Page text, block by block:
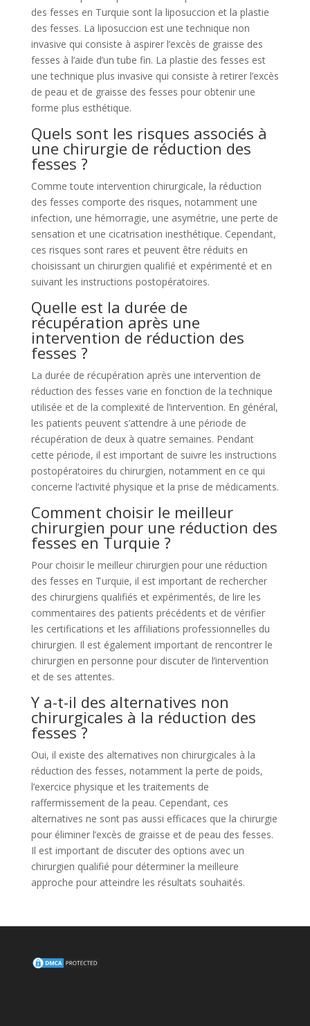
des fesses en Turquie sont la liposuccion et la plastie
des fesses. La liposuccion est une technique non
invasive qui consiste à aspirer l’excès de graisse des
fesses à l’aide d’un tube fin. La plastie des fesses est
une technique plus invasive qui consiste à retirer l’excès
de peau et de graisse des fesses pour obtenir une
forme plus esthétique.
Quels sont les risques associés à
une chirurgie de réduction des
fesses ?
Comme toute intervention chirurgicale, la réduction
des fesses comporte des risques, notamment une
infection, une hémorragie, une asymétrie, une perte de
sensation et une cicatrisation inesthétique. Cependant,
ces risques sont rares et peuvent être réduits en
choisissant un chirurgien qualifié et expérimenté et en
suivant les instructions postopératoires.
Quelle est la durée de
récupération après une
intervention de réduction des
fesses ?
La durée de récupération après une intervention de
réduction des fesses varie en fonction de la technique
utilisée et de la complexité de l’intervention. En général,
les patients peuvent s’attendre à une période de
récupération de deux à quatre semaines. Pendant
cette période, il est important de suivre les instructions
postopératoires du chirurgien, notamment en ce qui
concerne l’activité physique et la prise de médicaments.
Comment choisir le meilleur
chirurgien pour une réduction des
fesses en Turquie ?
Pour choisir le meilleur chirurgien pour une réduction
des fesses en Turquie, il est important de rechercher
des chirurgiens qualifiés et expérimentés, de lire les
commentaires des patients précédents et de vérifier
les certifications et les affiliations professionnelles du
chirurgien. Il est également important de rencontrer le
chirurgien en personne pour discuter de l’intervention
et de ses attentes.
Y a-t-il des alternatives non
chirurgicales à la réduction des
fesses ?
Oui, il existe des alternatives non chirurgicales à la
réduction des fesses, notamment la perte de poids,
l’exercice physique et les traitements de
raffermissement de la peau. Cependant, ces
alternatives ne sont pas aussi efficaces que la chirurgie
pour éliminer l’excès de graisse et de peau des fesses.
Il est important de discuter des options avec un
chirurgien qualifié pour déterminer la meilleure
approche pour atteindre les résultats souhaités.